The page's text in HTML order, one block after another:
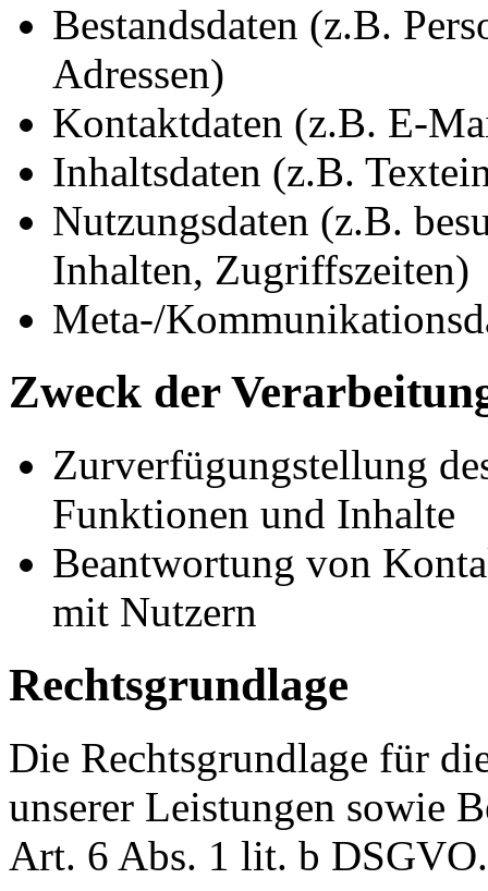
Bestandsdaten (z.B.
Adressen)
Kontaktdaten (z.B. E-
Inhaltsdaten (z.B.
Nutzungsdaten (z.B.
Inhalten, Zugriffszeiten)
Meta-/
Zweck der
Zurverfügungstellung
Funktionen und Inhalte
Beantwortung von
mit Nutzern
Rechtsgrundlage
Die Rechtsgrundlage für
unserer Leistungen sowie
Art. 6 Abs. 1 lit. b DSGVO.